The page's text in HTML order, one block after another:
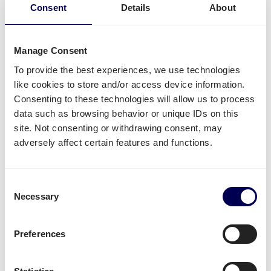
Consent Details About
Manage Consent
To provide the best experiences, we use technologies
like cookies to store and/or access device information.
Consenting to these technologies will allow us to process
data such as browsing behavior or unique IDs on this
site. Not consenting or withdrawing consent, may
adversely affect certain features and functions.
Selection
Necessary
Preferences
und andere Verteilerzentren liefern lassen.
• Direkte Angebote • Kein Abonnement
Was wird oft von oder nach Ettelbruck
versendet?
Beispielsweise oder auch
Plastik
Unabhängig von der Industrie, am
sichersten und
ist es, wenn man in großem